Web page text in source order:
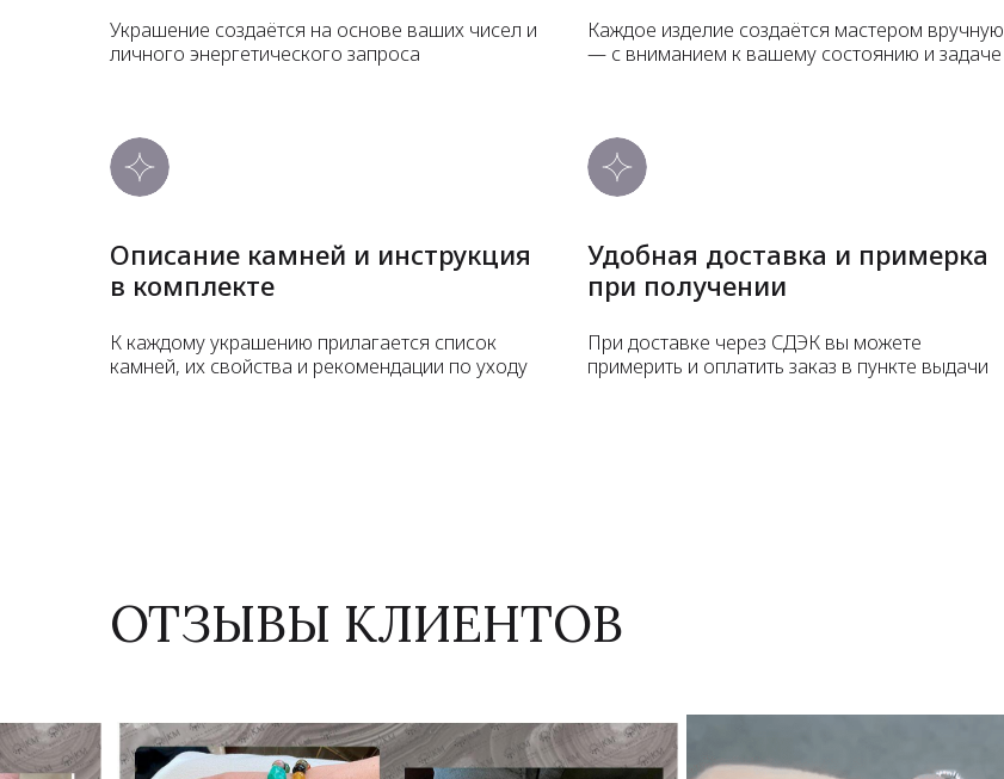
Украшение создаётся на основе ваших чисел и
личного энергетического запроса
Каждое изделие создаётся мастером вручную
— с вниманием к вашему состоянию и задаче
Описание камней и инструкция
в комплекте
К каждому украшению прилагается список
камней, их свойства и рекомендации по уходу
Удобная доставка и примерка
при получении
При доставке через СДЭК вы можете
примерить и оплатить заказ в пункте выдачи
ОТЗЫВЫ КЛИЕНТОВ